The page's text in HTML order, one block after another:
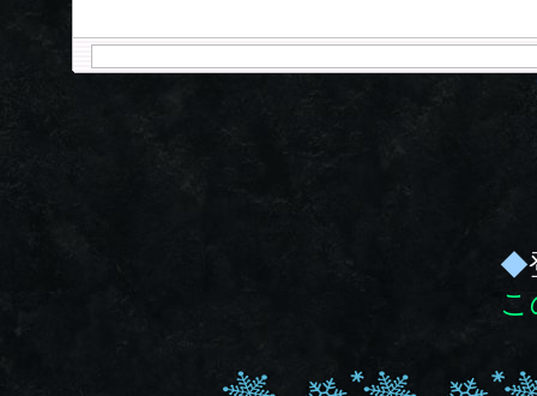
◆
こ